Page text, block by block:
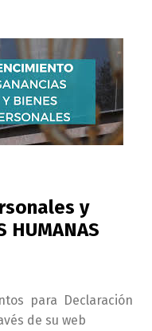
y
HUMANAS
para Declaración
de su web